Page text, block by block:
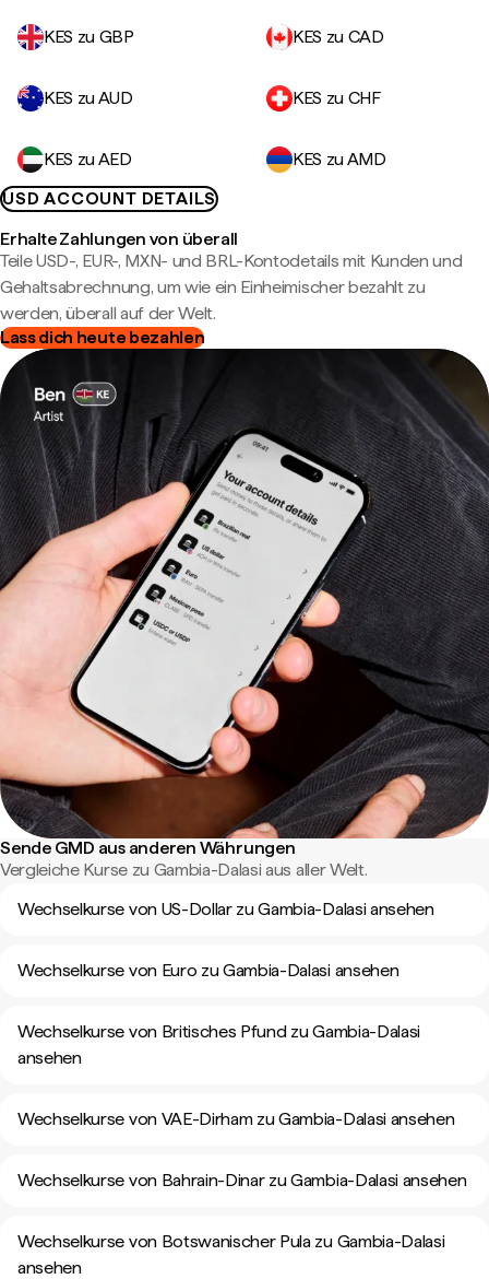
KES zu GBP KES zu CAD
KES zu AUD KES zu CHF
KES zu AED
KES zu AMD
USD ACCOUNT DETAILS
Erhalte Zahlungen von überall
Teile USD-, EUR-, MXN- und BRL-Kontodetails mit Kunden und
Gehaltsabrechnung, um wie ein Einheimischer bezahlt zu
werden, überall auf der Welt.
Lass dich heute bezahlen
Sende GMD aus anderen Währungen
Vergleiche Kurse zu Gambia-Dalasi aus aller Welt.
Wechselkurse von US-Dollar zu Gambia-Dalasi ansehen
Wechselkurse von Euro zu Gambia-Dalasi ansehen
Wechselkurse von Britisches Pfund zu Gambia-Dalasi
ansehen
Wechselkurse von VAE-Dirham zu Gambia-Dalasi ansehen
Wechselkurse von Bahrain-Dinar zu Gambia-Dalasi ansehen
Wechselkurse von Botswanischer Pula zu Gambia-Dalasi
ansehen